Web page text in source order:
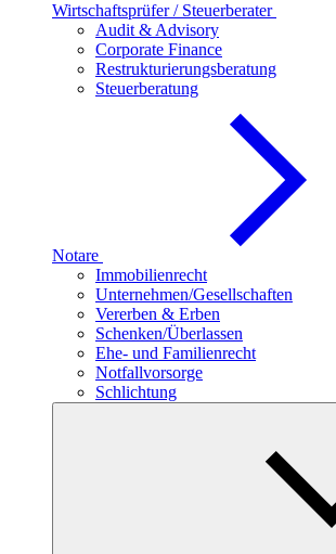
Wirtschaftsprüfer / Steuerberater
Audit & Advisory
Corporate Finance
Restrukturierungsberatung
Steuerberatung
Notare
Immobilienrecht
Unternehmen/Gesellschaften
Vererben & Erben
Schenken/Überlassen
Ehe- und Familienrecht
Notfallvorsorge
Schlichtung